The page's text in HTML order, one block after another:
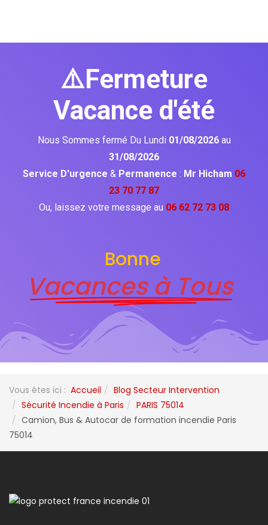
⚠️Fermeture
Vacance d'été
Nous Sommes fermé Du Lundi 01/08/2026 au
31/08/2026
Service D'urgence & Permanence : Mr Hicham 06
23 70 77 87
Ou, laissez votre message au 06 62 72 73 08
Bonne
Vacances à Tous
Vous êtes ici : Accueil
Blog Secteur Intervention
Sécurité Incendie à Paris
PARIS 75014
Camion, Bus & Autocar de formation incendie Paris
75014